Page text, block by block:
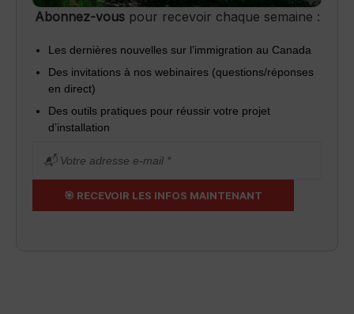
Abonnez-vouspour recevoir chaque semaine :
Les dernières nouvelles sur l’immigration au Canada
Des invitations à nos webinaires (questions/réponses
en direct)
Des outils pratiques pour réussir votre projet
d’installation